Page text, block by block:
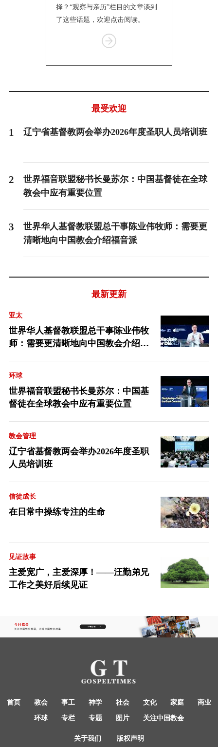
择？“观察与亲历”栏目的文章谈到
了这些话题，欢迎点击阅读。
of
最受欢迎
1 辽宁省基督教两会举办2026年度圣职人员培训班
2
世界福音联盟秘书长曼苏尔：中国基督徒在全球
教会中应有重要位置
3
世界华人基督教联盟总干事陈业伟牧师：需要更
清晰地向中国教会介绍福音派
最新更新
亚太
世界华人基督教联盟总干事陈业伟牧
师：需要更清晰地向中国教会介绍福
环球
世界福音联盟秘书长曼苏尔：中国基
督徒在全球教会中应有重要位置
教会管理
辽宁省基督教两会举办2026年度圣职
人员培训班
信徒成长
在日常中操练专注的生命
见证故事
主爱宽广，主爱深厚！——汪勤弟兄
工作之美好后续见证
首页 教会 事工 神学 社会 文化 家庭 商业
环球 专栏 专题 图片 关注中国教会
关于我们 版权声明